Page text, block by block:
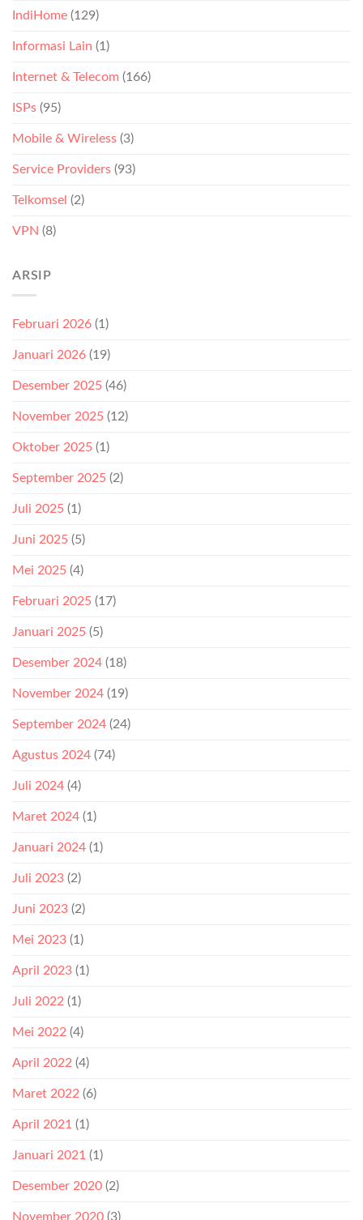
IndiHome (129)
Informasi Lain (1)
Internet & Telecom (166)
ISPs (95)
Mobile & Wireless (3)
Service Providers (93)
Telkomsel (2)
VPN (8)
ARSIP
Februari 2026 (1)
Januari 2026 (19)
Desember 2025 (46)
November 2025 (12)
Oktober 2025 (1)
September 2025 (2)
Juli 2025 (1)
Juni 2025 (5)
Mei 2025 (4)
Februari 2025 (17)
Januari 2025 (5)
Desember 2024 (18)
November 2024 (19)
September 2024 (24)
Agustus 2024 (74)
Juli 2024 (4)
Maret 2024 (1)
Januari 2024 (1)
Juli 2023 (2)
Juni 2023 (2)
Mei 2023 (1)
April 2023 (1)
Juli 2022 (1)
Mei 2022 (4)
April 2022 (4)
Maret 2022 (6)
April 2021 (1)
Januari 2021 (1)
Desember 2020 (2)
November 2020 (3)